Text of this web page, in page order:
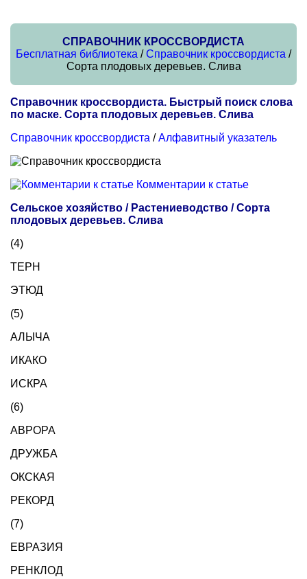
СПРАВОЧНИК КРОССВОРДИСТА
Бесплатная библиотека /Справочник кроссвордиста /
Сорта плодовых деревьев. Слива
Справочник кроссвордиста. Быстрый поиск слова
по маске. Сорта плодовых деревьев. Слива
Справочник кроссвордиста /Алфавитный указатель
Комментарии к статье
Сельское хозяйство / Растениеводство / Сорта
плодовых деревьев. Слива
(4)
ТЕРН
ЭТЮД
(5)
АЛЫЧА
ИКАКО
ИСКРА
(6)
АВРОРА
ДРУЖБА
ОКСКАЯ
РЕКОРД
(7)
ЕВРАЗИЯ
РЕНКЛОД